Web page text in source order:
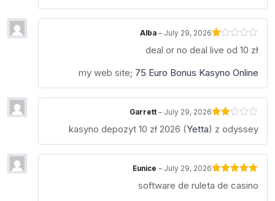
1
of
5
Alba– July 29, 2026
deal or no deal live od 10 zł
my web site; 75 Euro Bonus Kasyno Online
2
Garrett– July 29, 2026
kasyno depozyt 10 zł 2026 (Yetta) z odyssey
of 5
Eunice– July 29, 2026
software de ruleta de casino